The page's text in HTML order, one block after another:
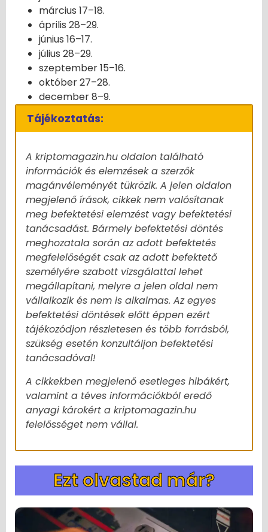
március 17–18.
április 28–29.
június 16–17.
július 28–29.
szeptember 15–16.
október 27–28.
december 8–9.
Tájékoztatás:
A kriptomagazin.hu oldalon található
információk és elemzések a szerzők
magánvéleményét tükrözik. A jelen oldalon
megjelenő írások, cikkek nem valósítanak
meg befektetési elemzést vagy befektetési
tanácsadást. Bármely befektetési döntés
meghozatala során az adott befektetés
megfelelőségét csak az adott befektető
személyére szabott vizsgálattal lehet
megállapítani, melyre a jelen oldal nem
vállalkozik és nem is alkalmas. Az egyes
befektetési döntések előtt éppen ezért
tájékozódjon részletesen és több forrásból,
szükség esetén konzultáljon befektetési
tanácsadóval!
A cikkekben megjelenő esetleges hibákért,
valamint a téves információkból eredő
anyagi károkért a kriptomagazin.hu
felelősséget nem vállal.
Ezt olvastad már?